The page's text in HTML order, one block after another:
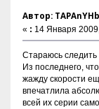
Автор:
« : 14 Января
Стараюсь
Из последнего,
жажду скорости
впечатлила
всей их серии